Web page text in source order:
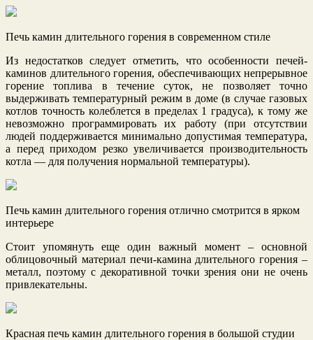
Печь камин длительного горения в современном стиле
Из недостатков следует отметить, что особенности печей-
каминов длительного горения, обеспечивающих непрерывное
горение топлива в течение суток, не позволяет точно
выдерживать температурный режим в доме (в случае газовых
котлов точность колеблется в пределах 1 градуса), к тому же
невозможно программировать их работу (при отсутствии
людей поддерживается минимально допустимая температура,
а перед приходом резко увеличивается производительность
котла — для получения нормальной температуры).
Печь камин длительного горения отлично смотрится в ярком
интерьере
Стоит упомянуть еще один важный момент – основной
облицовочный материал печи-камина длительного горения –
металл, поэтому с декоративной точки зрения они не очень
привлекательны.
Красная печь камин длительного горения в большой студии